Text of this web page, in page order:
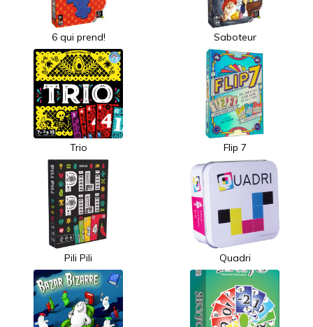
6 qui prend! Saboteur
Trio Flip 7
Pili Pili Quadri